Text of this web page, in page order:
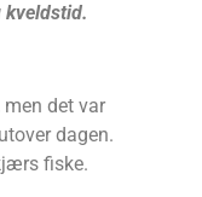
kveldstid.
det var
dagen.
fiske.